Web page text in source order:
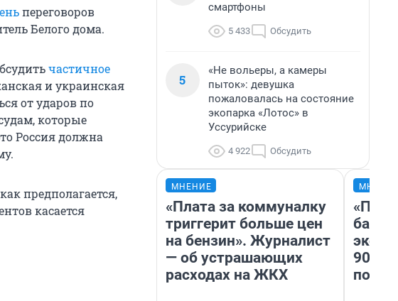
переговоров
Белого дома.
частичное
и украинская
от ударов по
которые
Россия должна
предполагается,
касается
смартфоны
5 433 Обсудить
5
«Не вольеры, а камеры
пыток»: девушка
пожаловалась на состояние
экопарка «Лотос» в
Уссурийске
4 922 Обсудить
МНЕНИЕ
«Плата за коммуналку
триггерит больше цен
на бензин». Журналист
— об устрашающих
расходах на ЖКХ
90-х